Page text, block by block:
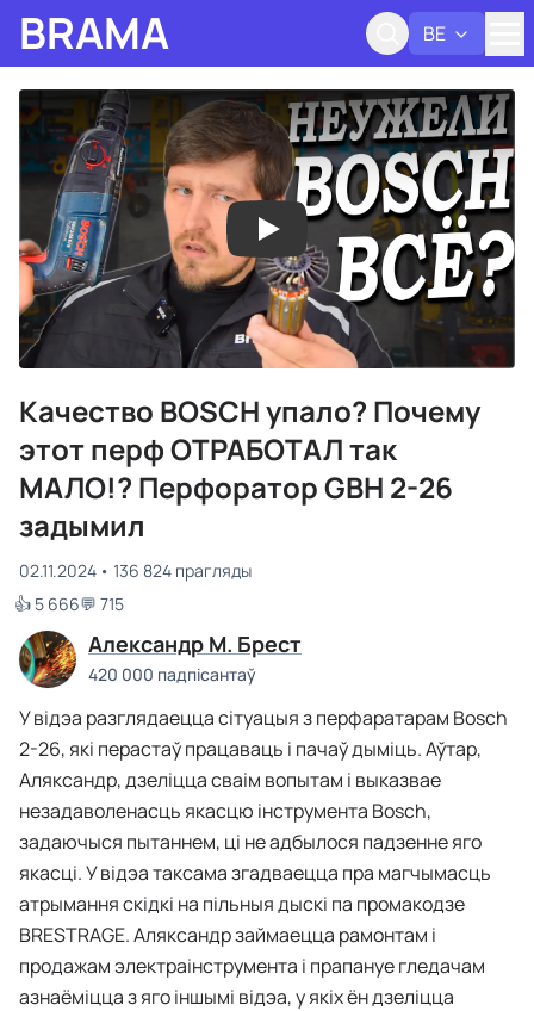
BRAMA BE
Качество BOSCH упало? Почему
этот перф ОТРАБОТАЛ так
МАЛО!? Перфоратор GBH 2-26
задымил
02.11.2024
136 824 прагляды
👍 5 666💬 715
Александр М. Брест
420 000 падпісантаў
У відэа разглядаецца сітуацыя з перфаратарам Bosch
2-26, які перастаў працаваць і пачаў дыміць. Аўтар,
Аляксандр, дзеліцца сваім вопытам і выказвае
незадаволенасць якасцю інструмента Bosch,
задаючыся пытаннем, ці не адбылося падзенне яго
якасці. У відэа таксама згадваецца пра магчымасць
атрымання скідкі на пільныя дыскі па промакодзе
BRESTRAGE. Аляксандр займаецца рамонтам і
продажам электраінструмента і прапануе гледачам
азнаёміцца з яго іншымі відэа, у якіх ён дзеліцца